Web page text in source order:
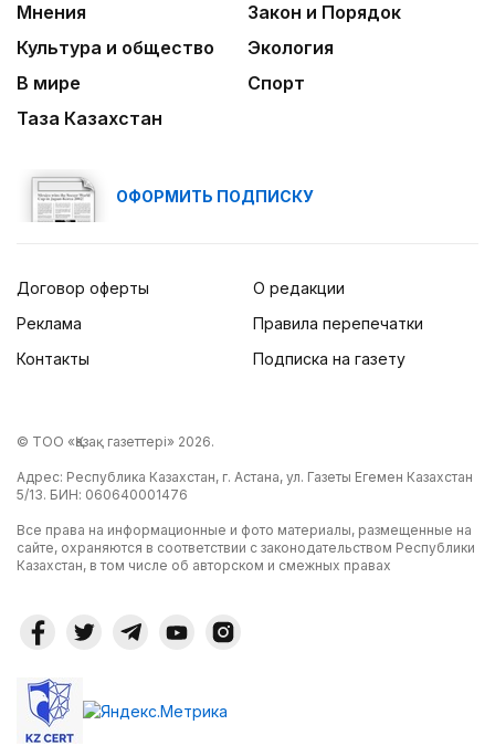
Мнения
Закон и Порядок
Культура и общество
Экология
В мире
Спорт
Таза Казахстан
ОФОРМИТЬ ПОДПИСКУ
Договор оферты
Реклама
Контакты
О редакции
Правила перепечатки
Подписка на газету
© ТОО «Қазақ газеттері» 2026.
Адрес: Республика Казахстан, г. Астана, ул. Газеты Егемен Казахстан
5/13. БИН: 060640001476
Все права на информационные и фото материалы, размещенные на
сайте, охраняются в соответствии с законодательством Республики
Казахстан, в том числе об авторском и смежных правах